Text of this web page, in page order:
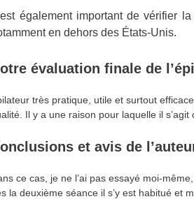
est également important de vérifier
en dehors des États-Unis.
évaluation finale de
très pratique, utile et surtout
Il y a une raison pour laquelle il
et avis de
ce cas, je ne l’ai pas essayé moi-
la deuxième séance il s’y est habitué et